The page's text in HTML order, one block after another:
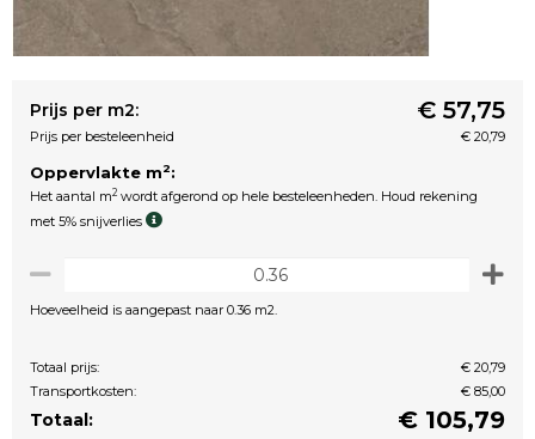
Prijs per m2: € 57,75
Prijs per besteleenheid € 20,79
Oppervlakte m2:
Het aantal m2 wordt afgerond op hele besteleenheden. Houd rekening
met 5% snijverlies
Hoeveelheid is aangepast naar 0.36 m2.
Totaal prijs:
€ 20,79
Transportkosten:
€ 85,00
Totaal: € 105,79